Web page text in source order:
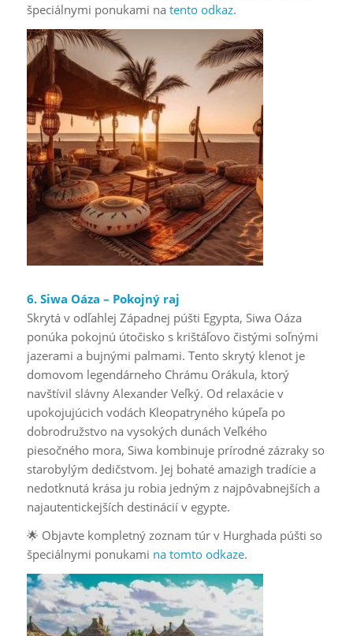
špeciálnymi ponukami na tento odkaz.
6. Siwa Oáza – Pokojný raj
Skrytá v odľahlej Západnej púšti Egypta, Siwa Oáza
ponúka pokojnú útočisko s krištáľovo čistými soľnými
jazerami a bujnými palmami. Tento skrytý klenot je
domovom legendárneho Chrámu Orákula, ktorý
navštívil slávny Alexander Veľký. Od relaxácie v
upokojujúcich vodách Kleopatryného kúpeľa po
dobrodružstvo na vysokých dunách Veľkého
piesočného mora, Siwa kombinuje prírodné zázraky so
starobylým dedičstvom. Jej bohaté amazigh tradície a
nedotknutá krása ju robia jedným z najpôvabnejších a
najautentickejších destinácií v egypte.
🌟 Objavte kompletný zoznam túr v Hurghada púšti so
špeciálnymi ponukami na tomto odkaze.